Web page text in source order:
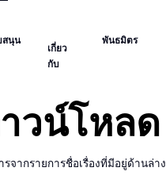
สนุน
เกี่ยว
กับ
พันธมิตร
วน์โหลด
รจากรายการชื่อเรื่องที่มีอยู่ด้านล่าง